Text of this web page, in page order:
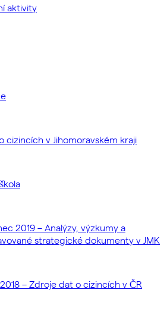
aktivity
cizincích v Jihomoravském kraji
2019 – Analýzy, výzkumy a
strategické dokumenty v JMK
– Zdroje dat o cizincích v ČR